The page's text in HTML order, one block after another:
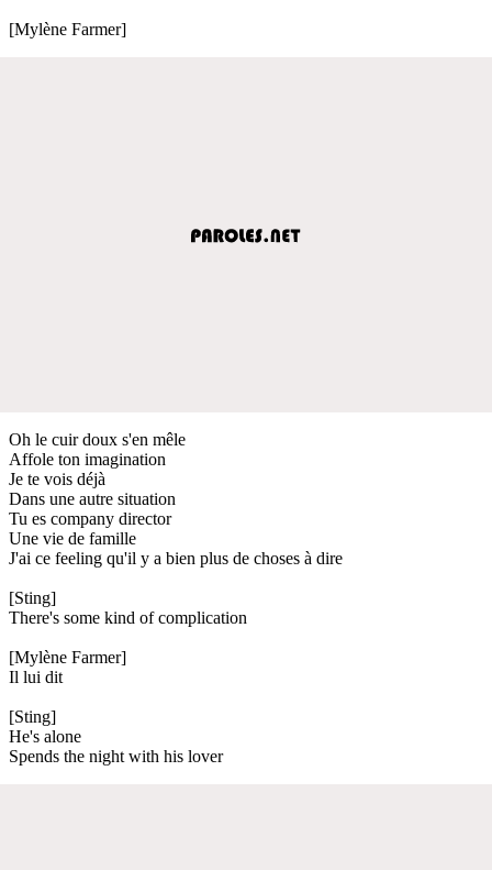
[Mylène Farmer]
Oh le cuir doux s'en mêle
Affole ton imagination
Je te vois déjà
Dans une autre situation
Tu es company director
Une vie de famille
J'ai ce feeling qu'il y a bien plus de choses à dire
[Sting]
There's some kind of complication
[Mylène Farmer]
Il lui dit
[Sting]
He's alone
Spends the night with his lover